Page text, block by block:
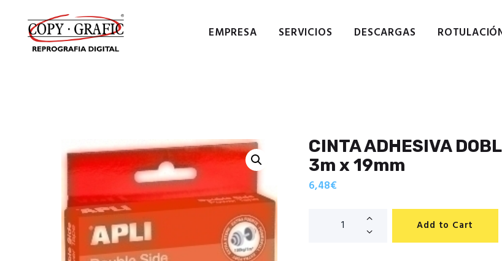
EMPRESA SERVICIOS DESCARGAS
COPY · GRAFIC
Empresa
CINTA ADHESIVA
3m x 19mm
6,48€
Add to Cart